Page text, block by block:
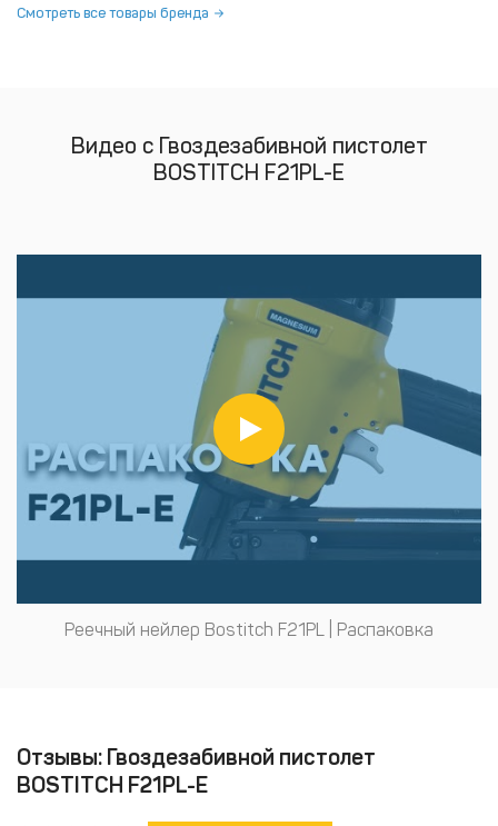
Смотреть все товары бренда
Видео с Гвоздезабивной пистолет
BOSTITCH F21PL-E
Реечный нейлер Bostitch F21PL | Распаковка
Отзывы: Гвоздезабивной пистолет
BOSTITCH F21PL-E